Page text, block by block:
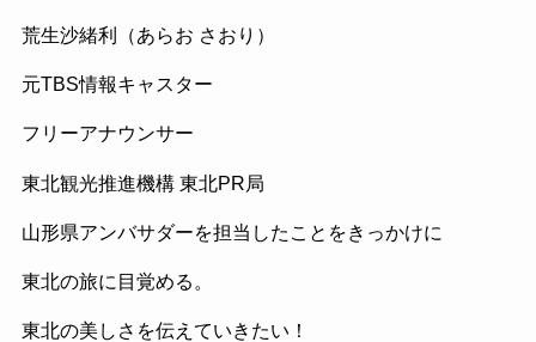
荒生沙緒利（あらお さおり）
元TBS情報キャスター
フリーアナウンサー
東北観光推進機構 東北PR局
山形県アンバサダーを担当したことをきっかけに
東北の旅に目覚める。
東北の美しさを伝えていきたい！